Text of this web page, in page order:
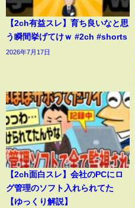
【2ch有益スレ】育ち良いなと思
う瞬間挙げてけｗ #2ch #shorts
2026年7月17日
【2ch面白スレ】会社のPCにロ
グ管理のソフト入れられてた
【ゆっくり解説】